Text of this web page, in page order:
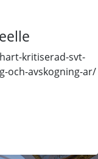
kritiserad-svt-
och-avskogning-ar/